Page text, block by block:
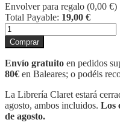
Envolver para regalo (0,00 €)
Total Payable: 19,00 €
EL
FAMOSÍSSIM
CATÀLEG
DE
WALKER
DAWN
cantidad
Comprar
Envío gratuito en pedidos
80€ en Baleares; o podéis
La Librería Claret estará
agosto, ambos incluidos. Los
de agosto.